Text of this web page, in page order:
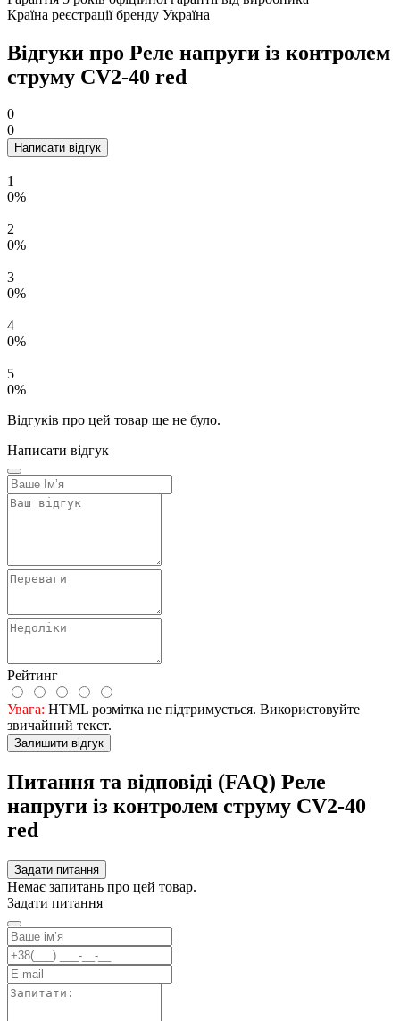
Країна реєстрації бренду Україна
Відгуки про Реле напруги із контролем
струму CV2-40 red
0
0
Написати відгук
1
0%
2
0%
3
0%
4
0%
5
0%
Відгуків про цей товар ще не було.
Написати відгук
Рейтинг
Увага: HTML розмітка не підтримується. Використовуйте
звичайний текст.
Залишити відгук
Питання та відповіді (FAQ) Реле
напруги із контролем струму CV2-40
red
Задати питання
Немає запитань про цей товар.
Задати питання